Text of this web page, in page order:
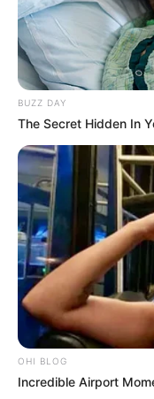
BUZZ DAY
The Secret Hidden In
OHI BLOG
Incredible Airport